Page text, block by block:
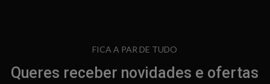
FICA A PAR DE TUDO
Queres receber novidades e ofertas